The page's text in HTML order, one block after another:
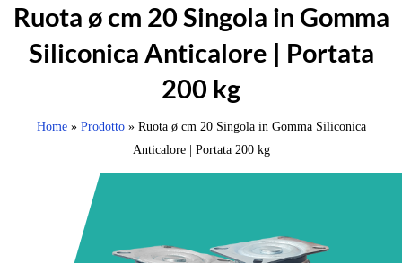
Ruota ø cm 20 Singola in Gomma
Siliconica Anticalore | Portata
200 kg
Home» Prodotto» Ruota ø cm 20 Singola in Gomma Siliconica
Anticalore | Portata 200 kg